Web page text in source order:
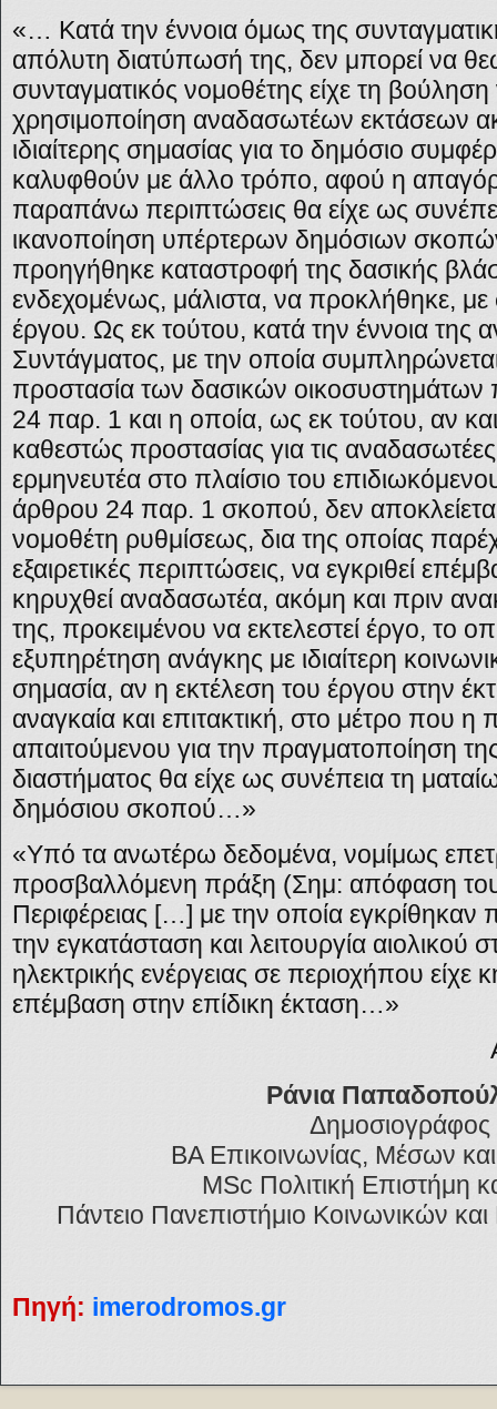
«… Κατά την έννοια όμως της
απόλυτη διατύπωσή της, δεν μπορεί να
συνταγματικός νομοθέτης είχε τη
χρησιμοποίηση αναδασωτέων εκτάσεων
ιδιαίτερης σημασίας για το δημόσιο
καλυφθούν με άλλο τρόπο, αφού η
παραπάνω περιπτώσεις θα είχε ως
ικανοποίηση υπέρτερων δημόσιων
προηγήθηκε καταστροφή της δασικής
ενδεχομένως, μάλιστα, να προκλήθηκε,
έργου. Ως εκ τούτου, κατά την έννοια της
Συντάγματος, με την οποία
προστασία των δασικών οικοσυστημάτων
24 παρ. 1 και η οποία, ως εκ τούτου, αν
καθεστώς προστασίας για τις αναδασωτέες
ερμηνευτέα στο πλαίσιο του
άρθρου 24 παρ. 1 σκοπού, δεν
νομοθέτη ρυθμίσεως, δια της οποίας
εξαιρετικές περιπτώσεις, να εγκριθεί
κηρυχθεί αναδασωτέα, ακόμη και πριν
της, προκειμένου να εκτελεστεί έργο, το
εξυπηρέτηση ανάγκης με ιδιαίτερη
σημασία, αν η εκτέλεση του έργου στην
αναγκαία και επιτακτική, στο μέτρο που η
απαιτούμενου για την πραγματοποίηση
διαστήματος θα είχε ως συνέπεια τη
δημόσιου σκοπού…»
«Υπό τα ανωτέρω δεδομένα, νομίμως
προσβαλλόμενη πράξη (Σημ: απόφαση
Περιφέρειας […] με την οποία εγκρίθηκαν
την εγκατάσταση και λειτουργία
ηλεκτρικής ενέργειας σε περιοχήπου είχε
επέμβαση στην επίδικη έκταση…»
Ράνια
Δημοσιογράφος
BA Επικοινωνίας, Μέσων
MSc Πολιτική Επιστήμη
Πάντειο Πανεπιστήμιο Κοινωνικών
Πηγή: imerodromos.gr